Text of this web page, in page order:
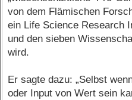
von dem Flämischen
ein Life Science Research
und den sieben
wird.
Er sagte dazu: „Selbst
oder Input von Wert sein